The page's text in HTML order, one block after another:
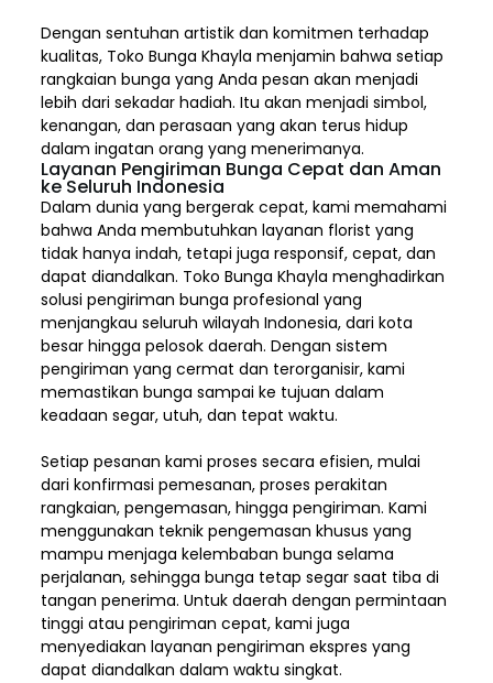
Dengan sentuhan artistik dan komitmen terhadap
kualitas, Toko Bunga Khayla menjamin bahwa setiap
rangkaian bunga yang Anda pesan akan menjadi
lebih dari sekadar hadiah. Itu akan menjadi simbol,
kenangan, dan perasaan yang akan terus hidup
dalam ingatan orang yang menerimanya.
Layanan Pengiriman Bunga Cepat dan Aman
ke Seluruh Indonesia
Dalam dunia yang bergerak cepat, kami memahami
bahwa Anda membutuhkan layanan florist yang
tidak hanya indah, tetapi juga responsif, cepat, dan
dapat diandalkan. Toko Bunga Khayla menghadirkan
solusi pengiriman bunga profesional yang
menjangkau seluruh wilayah Indonesia,dari kota
besar hingga pelosok daerah. Dengan sistem
pengiriman yang cermat dan terorganisir, kami
memastikan bunga sampai ke tujuan dalam
keadaan segar, utuh, dan tepat waktu.
Setiap pesanan kami proses secara efisien, mulai
dari konfirmasi pemesanan, proses perakitan
rangkaian, pengemasan, hingga pengiriman. Kami
menggunakan teknik pengemasan khusus yang
mampu menjaga kelembaban bunga selama
perjalanan, sehingga bunga tetap segar saat tiba di
tangan penerima. Untuk daerah dengan permintaan
tinggi atau pengiriman cepat, kami juga
menyediakan layanan pengiriman ekspres yang
dapat diandalkan dalam waktu singkat.